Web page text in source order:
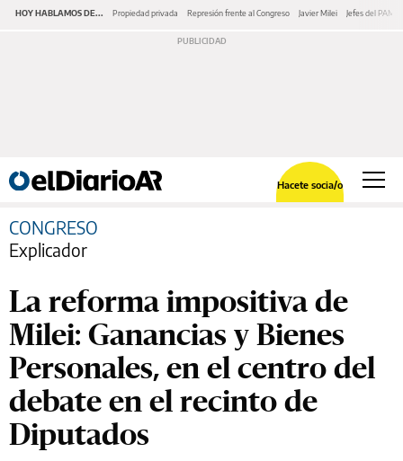
HOY HABLAMOS DE... Propiedad privada Represión frente al Congreso Javier Milei Jefes del PAMI
Hacete socia/o
CONGRESO
Explicador
La reforma impositiva de
Milei: Ganancias y Bienes
Personales, en el centro del
debate en el recinto de
Diputados